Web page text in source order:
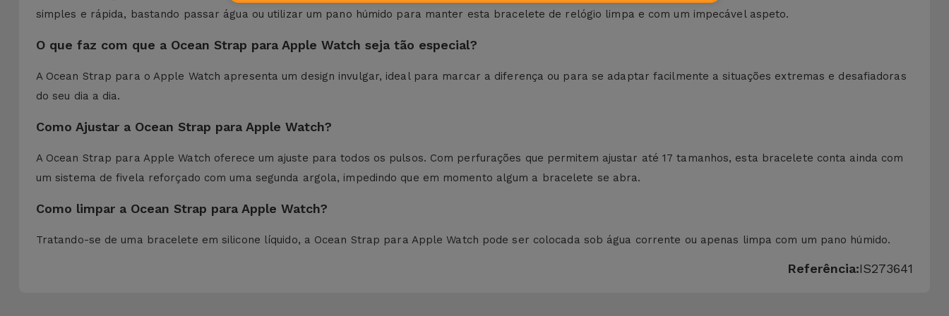
simples e rápida, bastando passar água ou utilizar um pano húmido para manter esta bracelete de relógio limpa e com um impecável aspeto.
O que faz com que a Ocean Strap para Apple Watch seja tão especial?
A Ocean Strap para o Apple Watch apresenta um design invulgar, ideal para marcar a diferença ou para se adaptar facilmente a situações extremas e desafiadoras
do seu dia a dia.
Como Ajustar a Ocean Strap para Apple Watch?
A Ocean Strap para Apple Watch oferece um ajuste para todos os pulsos. Com perfurações que permitem ajustar até 17 tamanhos, esta bracelete conta ainda com
um sistema de fivela reforçado com uma segunda argola, impedindo que em momento algum a bracelete se abra.
Como limpar a Ocean Strap para Apple Watch?
Tratando-se de uma bracelete em silicone líquido, a Ocean Strap para Apple Watch pode ser colocada sob água corrente ou apenas limpa com um pano húmido.
Referência:IS273641